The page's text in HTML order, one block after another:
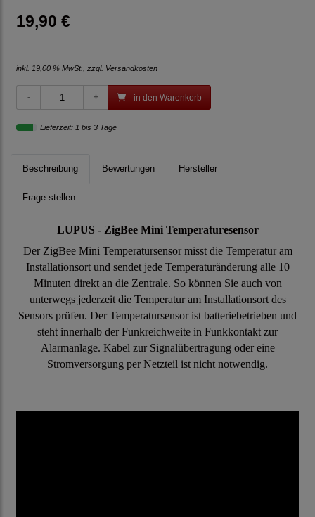
19,90 €
inkl. 19,00 % MwSt., zzgl. Versandkosten
in den Warenkorb
Lieferzeit: 1 bis 3 Tage
Beschreibung Bewertungen Hersteller
Frage stellen
LUPUS - ZigBee Mini Temperaturesensor
Der ZigBee Mini Temperatursensor misst die Temperatur am
Installationsort und sendet jede Temperaturänderung alle 10
Minuten direkt an die Zentrale. So können Sie auch von
unterwegs jederzeit die Temperatur am Installationsort des
Sensors prüfen. Der Temperatursensor ist batteriebetrieben und
steht innerhalb der Funkreichweite in Funkkontakt zur
Alarmanlage. Kabel zur Signalübertragung oder eine
Stromversorgung per Netzteil ist nicht notwendig.